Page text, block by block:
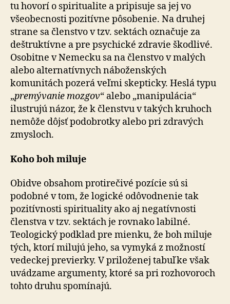
tu hovorí o spiritualite a pripisuje sa jej vo
všeobecnosti pozitívne pôsobenie. Na druhej
strane sa členstvo v tzv. sektách označuje za
deštruktívne a pre psychické zdravie škodlivé.
Osobitne v Nemecku sa na členstvo v malých
alebo alternatívnych náboženských
komunitách pozerá veľmi skepticky. Heslá typu
„pre­mý­va­nie mozgov“ alebo „manipulácia“
ilustrujú názor, že k členstvu v takých kruhoch
nemôže dôjsť podobrotky ale­bo pri zdravých
zmysloch.
Koho boh miluje
Obidve obsahom protirečivé pozície sú si
podobné v tom, že logické odôvodnenie tak
pozitívnosti spirituality ako aj negatívnosti
členstva v tzv. sektách je rovnako labilné.
Teologický podklad pre mienku, že boh miluje
tých, ktorí milujú jeho, sa vymyká z možností
vedeckej previerky. V priloženej tabuľke však
uvádzame argumenty, ktoré sa pri rozhovoroch
tohto druhu spomínajú.